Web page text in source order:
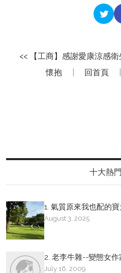
<< 【工商】感謝愛康涼感
懷抱
回首頁
十大熱
1. 氣質原來我也配的
August 3, 2025
2. 老李牛雜--變態女
July 16, 2009